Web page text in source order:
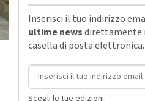
Inserisci il tuo indirizzo
ultime newsdirettamente
casella di posta elettronica.
Indirizzo email